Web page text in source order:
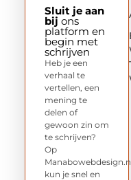
Sluit je aan
bij ons
platform en
begin met
schrijven
Heb je een
verhaal te
vertellen, een
mening te
delen of
gewoon zin om
te schrijven?
Op
kun je snel en